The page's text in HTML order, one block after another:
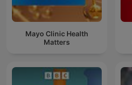
Mayo Clinic Health
Matters